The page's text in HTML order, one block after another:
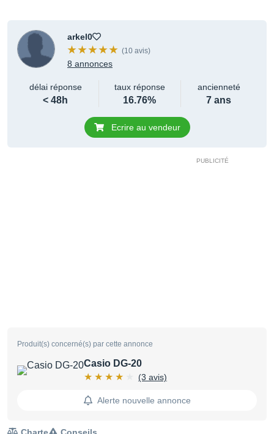
arkel0
(10 avis)
8 annonces
délai réponse
< 48h
taux réponse
16.76%
ancienneté
7 ans
Ecrire au vendeur
Produit(s) concerné(s) par cette annonce
Casio DG-20
(3 avis)
Alerte nouvelle annonce